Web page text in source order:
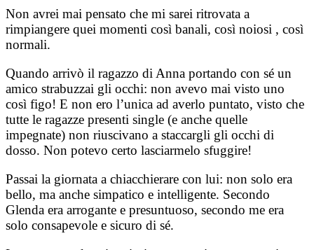
Non avrei mai pensato che mi sarei ritrovata a
rimpiangere quei momenti così banali, così noiosi , così
normali.
Quando arrivò il ragazzo di Anna portando con sé un
amico strabuzzai gli occhi: non avevo mai visto uno
così figo! E non ero l’unica ad averlo puntato, visto che
tutte le ragazze presenti single (e anche quelle
impegnate) non riuscivano a staccargli gli occhi di
dosso. Non potevo certo lasciarmelo sfuggire!
Passai la giornata a chiacchierare con lui: non solo era
bello, ma anche simpatico e intelligente. Secondo
Glenda era arrogante e presuntuoso, secondo me era
solo consapevole e sicuro di sé.